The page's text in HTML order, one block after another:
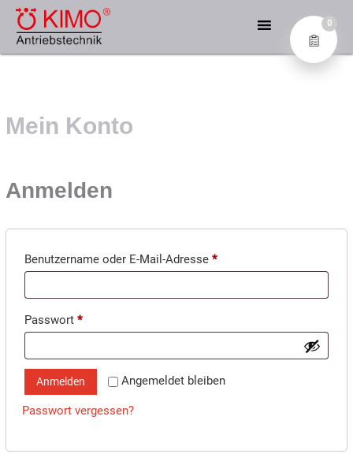
Zum
Inhalt
springen
KIMO® – DIE EXPERTEN
FÜR ANTRIEBSTECHNIK
Mein Konto
Anmelden
Benutzername oder E-Mail-Adresse *Erforderlich
Passwort *Erforderlich
Angemeldet bleiben
Anmelden
Passwort vergessen?
0